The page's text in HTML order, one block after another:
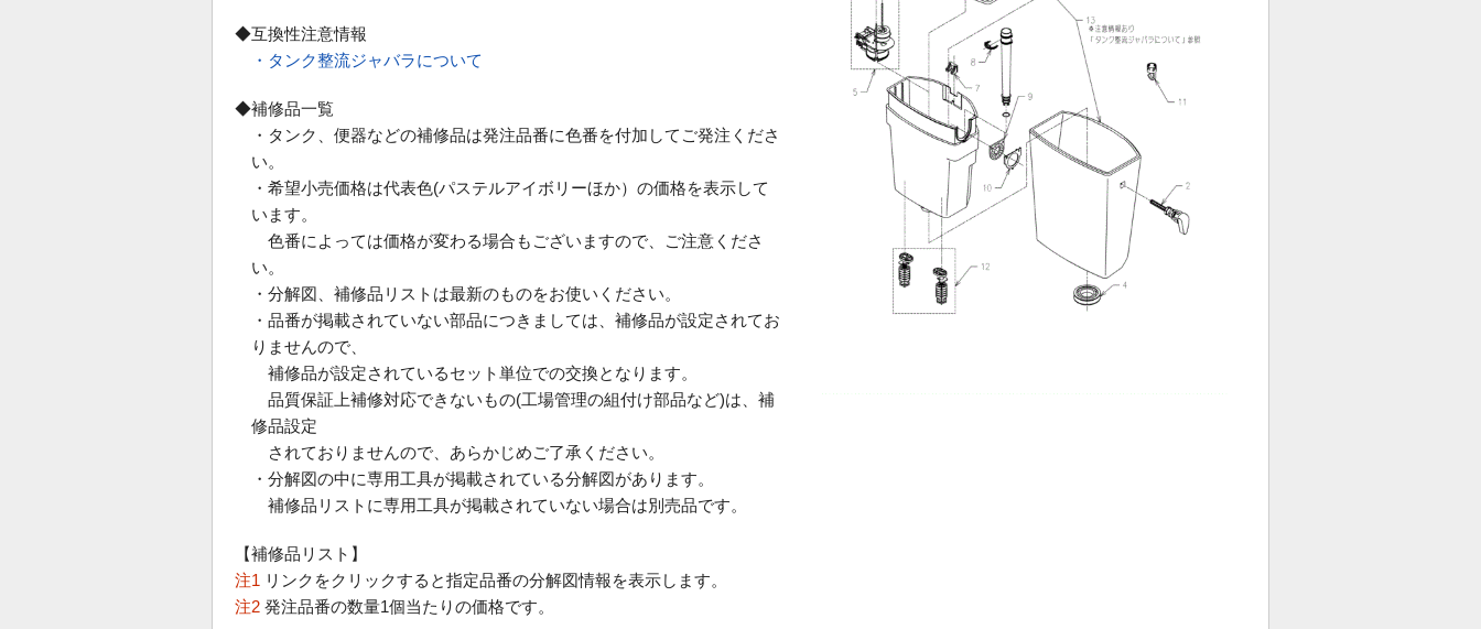
◆互換性注意情報
・タンク整流ジャバラについて
◆補修品一覧
・タンク、便器などの補修品は発注品番に色番を付加してご発注くださ
い。
・希望小売価格は代表色(パステルアイボリーほか）の価格を表示して
います。
色番によっては価格が変わる場合もございますので、ご注意くださ
い。
・分解図、補修品リストは最新のものをお使いください。
・品番が掲載されていない部品につきましては、補修品が設定されてお
りませんので、
補修品が設定されているセット単位での交換となります。
品質保証上補修対応できないもの(工場管理の組付け部品など)は、補
修品設定
されておりませんので、あらかじめご了承ください。
・分解図の中に専用工具が掲載されている分解図があります。
補修品リストに専用工具が掲載されていない場合は別売品です。
【補修品リスト】
注1 リンクをクリックすると指定品番の分解図情報を表示します。
注2 発注品番の数量1個当たりの価格です。